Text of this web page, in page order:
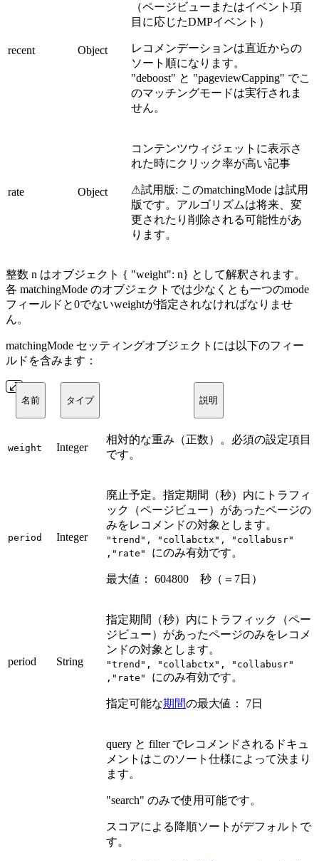
recent Object
（ページビューまたはイベント項
目に応じたDMPイベント）
レコメンデーションは直近からの
ソート順になります。
"deboost" と "pageviewCapping" でこ
のマッチングモードは実行されま
せん。
rate Object
コンテンツウィジェットに表示さ
れた時にクリック率が高い記事
⚠試用版: このmatchingMode は試用
版です。アルゴリズムは将来、変
更されたり削除される可能性があ
ります。
整数 n はオブジェクト { "weight": n} として解釈されます。
各 matchingMode のオブジェクトでは少なくとも一つのmode
フィールドと0でないweightが指定されなければなりませ
ん。
matchingMode セッティングオブジェクトには以下のフィー
ルドを含みます：
名前 タイプ 説明
weight Integer
相対的な重み（正数）。必須の設定項目
です。
period Integer
廃止予定。指定期間（秒）内にトラフィ
ック（ページビュー）があったページの
みをレコメンドの対象とします。
"trend", "collabctx", "collabusr"
,"rate" にのみ有効です。
最大値： 604800 秒（＝7日）
period String
指定期間（秒）内にトラフィック（ペー
ジビュー）があったページのみをレコメ
ンドの対象とします。
"trend", "collabctx", "collabusr"
,"rate" にのみ有効です。
指定可能な期間の最大値： 7日
query と filter でレコメンドされるドキュ
メントはこのソート仕様によって決まり
ます。
"search" のみで使用可能です。
スコアによる降順ソートがデフォルトで
す。